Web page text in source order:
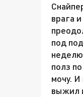
врага
под
полз
мочу.
выжил